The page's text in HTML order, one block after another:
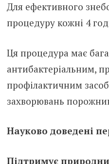
Для ефективного
процедуру кожні 4
Ця процедура має
антибактеріальним,
профілактичним
захворювань
Науково доведені
Підтримує